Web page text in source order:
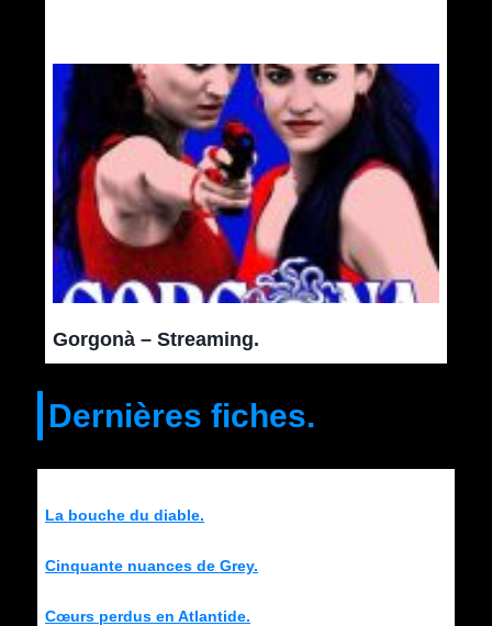
Gorgonà – Streaming.
Dernières fiches.
La bouche du diable.
Cinquante nuances de Grey.
Cœurs perdus en Atlantide.